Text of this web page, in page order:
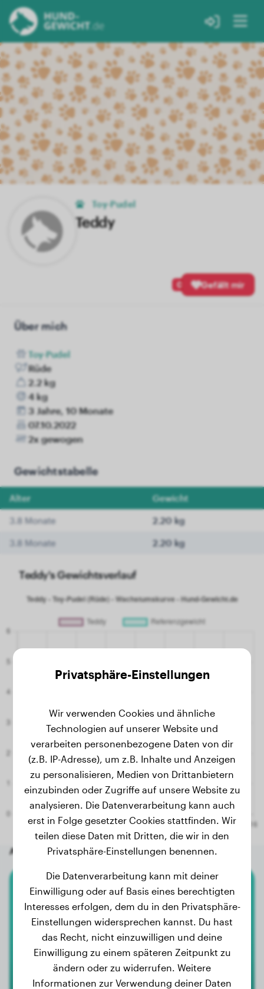
Toy-Pudel
Teddy
0 Gefällt mir
Über mich
Toy-Pudel
Rüde
2.2 kg
4 kg
3 Jahre, 10 Monate
07.10.2022
2x gewogen
Gewichtstabelle
Alter Gewicht
3.8 Monate 2.20 kg
3.8 Monate 2.20 kg
Teddy's Gewichtsverlauf
Andere zufällige Hunde
Rottweiler
Jelte
Privatsphäre-Einstellungen
Wir verwenden Cookies und ähnliche
Technologien auf unserer Website und
verarbeiten personenbezogene Daten von dir
(z.B. IP-Adresse), um z.B. Inhalte und Anzeigen
zu personalisieren, Medien von Drittanbietern
einzubinden oder Zugriffe auf unsere Website zu
analysieren. Die Datenverarbeitung kann auch
erst in Folge gesetzter Cookies stattfinden. Wir
teilen diese Daten mit Dritten, die wir in den
Privatsphäre-Einstellungen benennen.
Die Datenverarbeitung kann mit deiner
Einwilligung oder auf Basis eines berechtigten
Interesses erfolgen, dem du in den Privatsphäre-
Einstellungen widersprechen kannst. Du hast
das Recht, nicht einzuwilligen und deine
Einwilligung zu einem späteren Zeitpunkt zu
ändern oder zu widerrufen. Weitere
Informationen zur Verwendung deiner Daten